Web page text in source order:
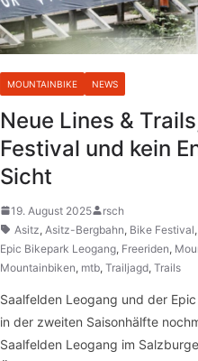
MOUNTAINBIKE NEWS
Neue Lines &
Festival und kein
Sicht
19. August 2025
rsch
Asitz, Asitz-Bergbahn, Bike Festival,
Epic Bikepark Leogang, Freeriden,
Mountainbiken, mtb, Trailjagd, Trails
Saalfelden Leogang und der
in der zweiten Saisonhälfte
Saalfelden Leogang im